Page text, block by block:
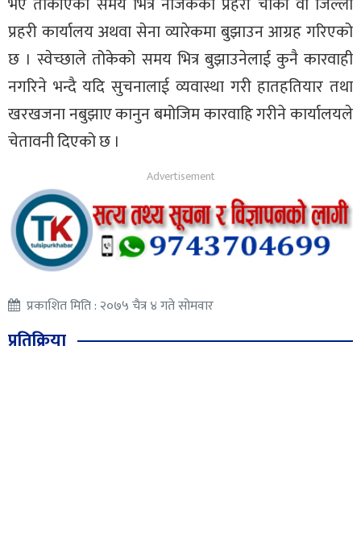
प्रहरी कार्यालय अथवा सेना व्यारेकमा बुझाउन आग्रह गरिएको
छ । स्वेच्छाले तोकेको समय भित्र बुझाउनेलाई कुनै कारवाही
नगरिने भन्दै यदि सुचनालाई व्यवास्था गरी हातहतियार तथा
खरखजना नबुझाए कानुन बमोजिम कारवाहि गरीने कार्यालयले
चेतावनी दिएको छ ।
प्रकाशित मिति : २०७५ चैत्र ४ गते सोमवार
प्रतिक्रिया